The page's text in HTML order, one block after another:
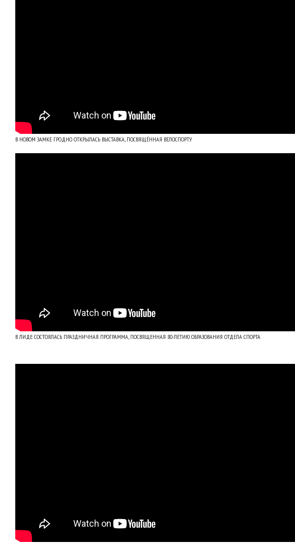
В НОВОМ ЗАМКЕ ГРОДНО ОТКРЫЛАСЬ ВЫСТАВКА, ПОСВЯЩЁННАЯ ВЕЛОСПОРТУ
В ЛИДЕ СОСТОЯЛАСЬ ПРАЗДНИЧНАЯ ПРОГРАММА, ПОСВЯЩЕННАЯ 80-ЛЕТИЮ ОБРАЗОВАНИЯ ОТДЕЛА СПОРТА